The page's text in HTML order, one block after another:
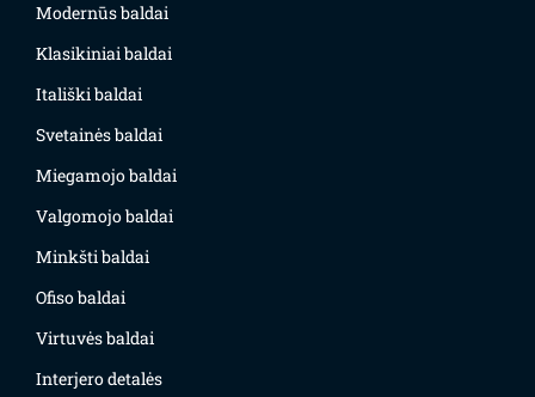
Modernūs baldai
Klasikiniai baldai
Itališki baldai
Svetainės baldai
Miegamojo baldai
Valgomojo baldai
Minkšti baldai
Ofiso baldai
Virtuvės baldai
Interjero detalės